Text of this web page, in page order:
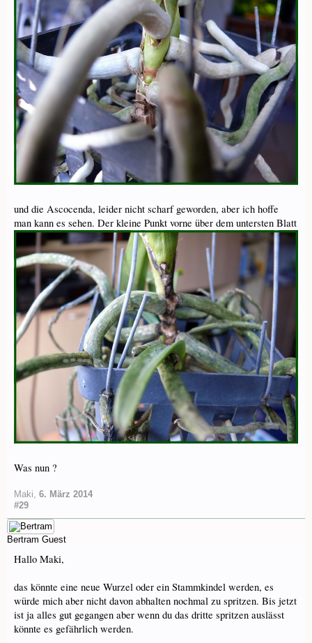
und die Ascocenda, leider nicht scharf geworden, aber ich hoffe
man kann es sehen. Der kleine Punkt vorne über dem untersten Blatt
Was nun ?
Maki, 6. März 2014
#29
Bertram Guest
Hallo Maki,
das könnte eine neue Wurzel oder ein Stammkindel werden, es
würde mich aber nicht davon abhalten nochmal zu spritzen. Bis jetzt
ist ja alles gut gegangen aber wenn du das dritte spritzen auslässt
könnte es gefährlich werden.